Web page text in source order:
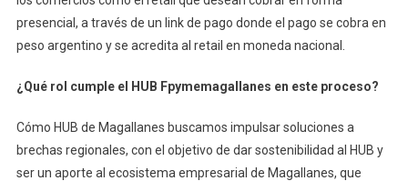
presencial, a través de un link de pago donde el pago se cobra en
peso argentino y se acredita al retail en moneda nacional.
¿Qué rol cumple el HUB Fpymemagallanes en este proceso?
Cómo HUB de Magallanes buscamos impulsar soluciones a
brechas regionales, con el objetivo de dar sostenibilidad al HUB y
ser un aporte al ecosistema empresarial de Magallanes, que